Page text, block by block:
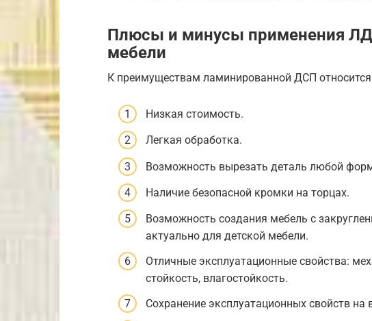
Плюсы и минусы применения
мебели
К преимуществам ламинированной ДСП
Низкая стоимость.
Легкая обработка.
Возможность вырезать деталь любой
Наличие безопасной кромки на торцах.
Возможность создания мебель с
актуально для детской мебели.
Отличные эксплуатационные свойства:
стойкость, влагостойкость.
Сохранение эксплуатационных свойств на